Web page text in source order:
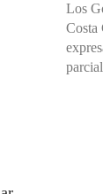
Los
Costa